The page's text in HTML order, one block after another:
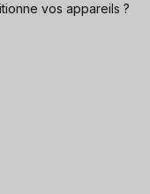
vos appareils ?